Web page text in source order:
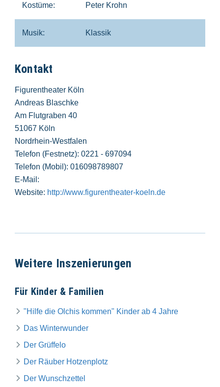
Kostüme: Peter Krohn
Musik: Klassik
Kontakt
Figurentheater Köln
Andreas Blaschke
Am Flutgraben 40
51067 Köln
Nordrhein-Westfalen
Telefon (Festnetz): 0221 - 697094
Telefon (Mobil): 016098789807
E-Mail:
Website: http://www.figurentheater-koeln.de
Weitere Inszenierungen
Für Kinder & Familien
"Hilfe die Olchis kommen" Kinder ab 4 Jahre
Das Winterwunder
Der Grüffelo
Der Räuber Hotzenplotz
Der Wunschzettel